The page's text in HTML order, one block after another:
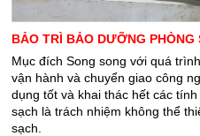
BẢO TRÌ BẢO DƯỠNG PHÒNG
Mục đích Song song với quá
vận hành và chuyển giao công
dụng tốt và khai thác hết các
sạch là trách nhiệm không thể
sạch.